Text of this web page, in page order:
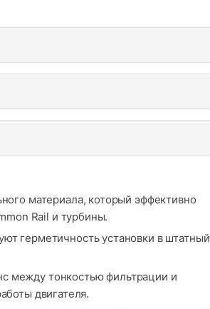
материала, который эффективно
Rail и турбины.
герметичность установки в штатный
между тонкостью фильтрации и
двигателя.